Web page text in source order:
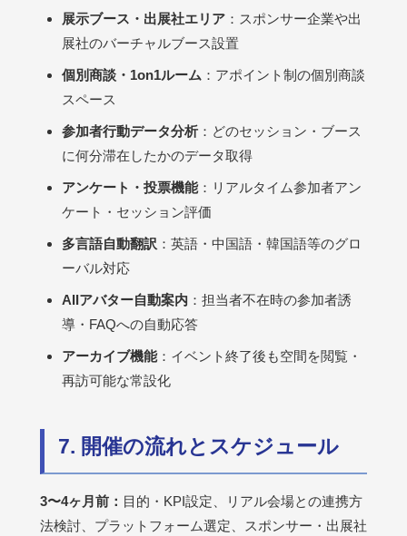
展示ブース・出展社エリア ：スポンサー企業や出
展社のバーチャルブース設置
個別商談・1on1ルーム ：アポイント制の個別商談
スペース
参加者行動データ分析 ：どのセッション・ブース
に何分滞在したかのデータ取得
アンケート・投票機能：リアルタイム参加者アン
ケート・セッション評価
多言語自動翻訳 ：英語・中国語・韓国語等のグロ
ーバル対応
AIIアバター自動案内 ：担当者不在時の参加者誘
導・FAQへの自動応答
アーカイブ機能：イベント終了後も空間を閲覧・
再訪可能な常設化
7. 開催の流れとスケジュール
3〜4ヶ月前： 目的・KPI設定、リアル会場との連携方
法検討、プラットフォーム選定、スポンサー・出展社